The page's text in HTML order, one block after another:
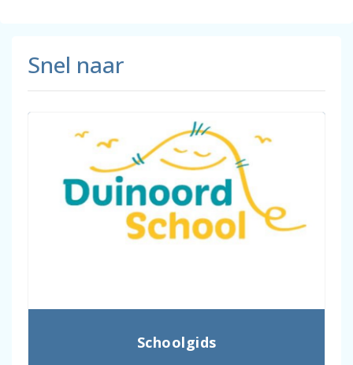
Snel naar
Schoolgids